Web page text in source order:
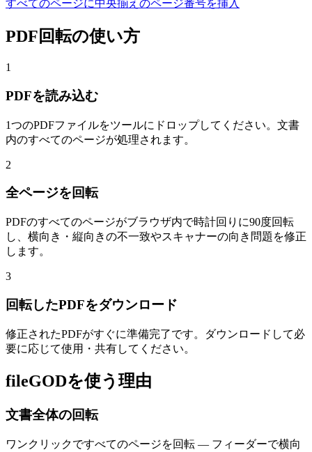
すべてのページに中央揃えのページ番号を挿入
PDF回転の使い方
1
PDFを読み込む
1つのPDFファイルをツールにドロップしてください。文書
内のすべてのページが処理されます。
2
全ページを回転
PDFのすべてのページがブラウザ内で時計回りに90度回転
し、横向き・縦向きの不一致やスキャナーの向き問題を修正
します。
3
回転したPDFをダウンロード
修正されたPDFがすぐに準備完了です。ダウンロードして必
要に応じて使用・共有してください。
fileGODを使う理由
文書全体の回転
ワンクリックですべてのページを回転 — フィーダーで横向